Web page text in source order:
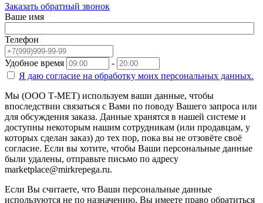
Заказать обратный звонок
Ваше имя
Телефон
Удобное время
-
Я даю согласие на обработку моих персональных данных.
Мы (ООО Т-МЕТ) используем ваши данные, чтобы
впоследствии связаться с Вами по поводу Вашего запроса или
для обсуждения заказа. Данные хранятся в нашей системе и
доступны некоторым нашим сотрудникам (или продавцам, у
которых сделан заказ) до тех пор, пока вы не отзовёте своё
согласие. Если вы хотите, чтобы Ваши персональные данные
были удалены, отправьте письмо по адресу
marketplace@mirkrepega.ru.
Если Вы считаете, что Ваши персональные данные
используются не по назначению, Вы имеете право обратиться